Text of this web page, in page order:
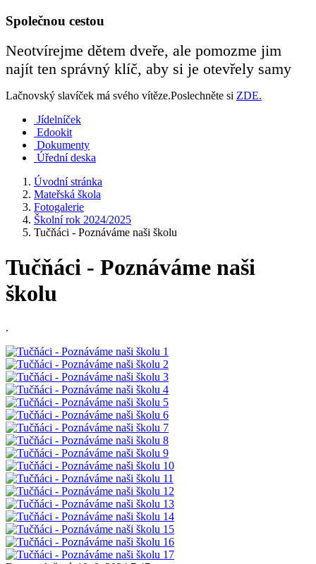
Společnou cestou
Neotvírejme dětem dveře, ale pomozme jim
najít ten správný klíč, aby si je otevřely samy
Lačnovský slavíček má svého vítěze.Poslechněte si ZDE.
Jídelníček
Edookit
Dokumenty
Úřední deska
Úvodní stránka
Mateřská škola
Fotogalerie
Školní rok 2024/2025
Tučňáci - Poznáváme naši školu
Tučňáci - Poznáváme naši
školu
.